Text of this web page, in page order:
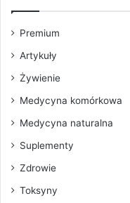
Premium
Artykuły
Żywienie
Medycyna komórkowa
Medycyna naturalna
Suplementy
Zdrowie
Toksyny